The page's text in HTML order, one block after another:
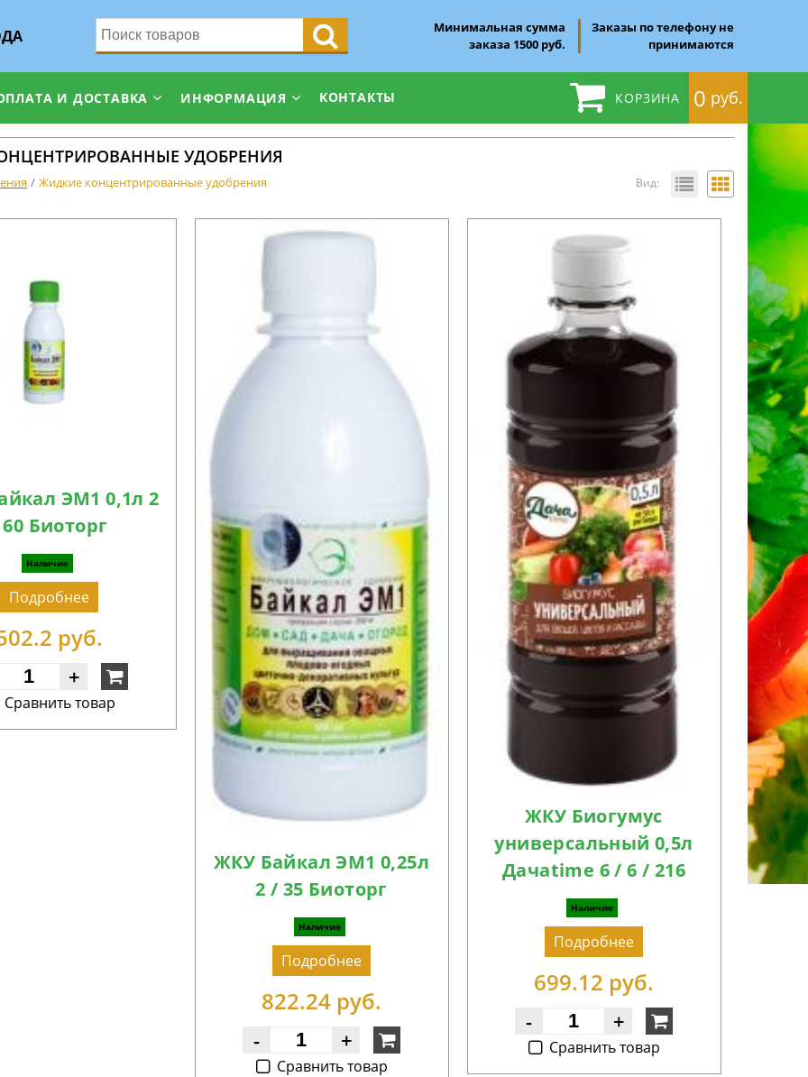
Минимальная сумма
заказа 1500 руб.
Заказы по телефону не
принимаются
КОРЗИНА 0 руб.
И ДОСТАВКА ИНФОРМАЦИЯ КОНТАКТЫ
УДОБРЕНИЯ
Жидкие концентрированные удобрения Вид:
ЭМ1 0,1л 2
Биоторг
Наличие
Подробнее
руб.
+
Cравнить товар
ЖКУ Байкал ЭМ1 0,25л
2 / 35 Биоторг
Наличие
Подробнее
822.24 руб.
- +
Cравнить товар
ЖКУ Биогумус
универсальный 0,5л
Дачаtime 6 / 6 / 216
Наличие
Подробнее
699.12 руб.
- +
Cравнить товар